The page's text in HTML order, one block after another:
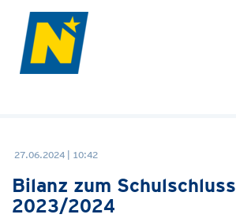
27.06.2024 | 10:42
Bilanz zum Schulschluss
2023/2024